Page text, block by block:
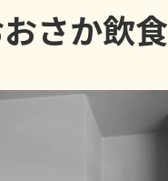
さか飲